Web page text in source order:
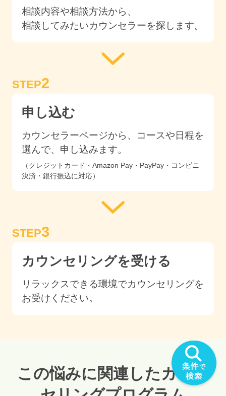
相談内容や相談方法から、
相談してみたいカウンセラーを探します。
STEP2
申し込む
カウンセラーページから、コースや日程を
選んで、申し込みます。
（クレジットカード・Amazon Pay・PayPay・コンビニ
決済・銀行振込に対応）
STEP3
カウンセリングを受ける
リラックスできる環境でカウンセリングを
お受けください。
この悩みに関連したカウン